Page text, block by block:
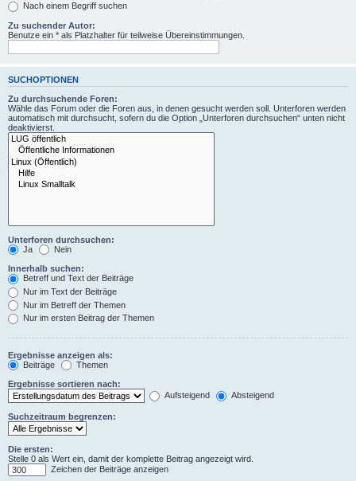
Nach einem Begriff suchen
Zu suchender Autor:
Benutze ein * als Platzhalter für teilweise Übereinstimmungen.
SUCHOPTIONEN
Zu durchsuchende Foren:
Wähle das Forum oder die Foren aus, in denen gesucht werden soll. Unterforen werden
automatisch mit durchsucht, sofern du die Option „Unterforen durchsuchen“ unten nicht
deaktivierst.
Unterforen durchsuchen:
Ja
Nein
Innerhalb suchen:
Betreff und Text der Beiträge
Nur im Text der Beiträge
Nur im Betreff der Themen
Nur im ersten Beitrag der Themen
Ergebnisse anzeigen als:
Beiträge
Themen
Ergebnisse sortieren nach:
Aufsteigend
Absteigend
Suchzeitraum begrenzen:
Die ersten:
Stelle 0 als Wert ein, damit der komplette Beitrag angezeigt wird.
Zeichen der Beiträge anzeigen